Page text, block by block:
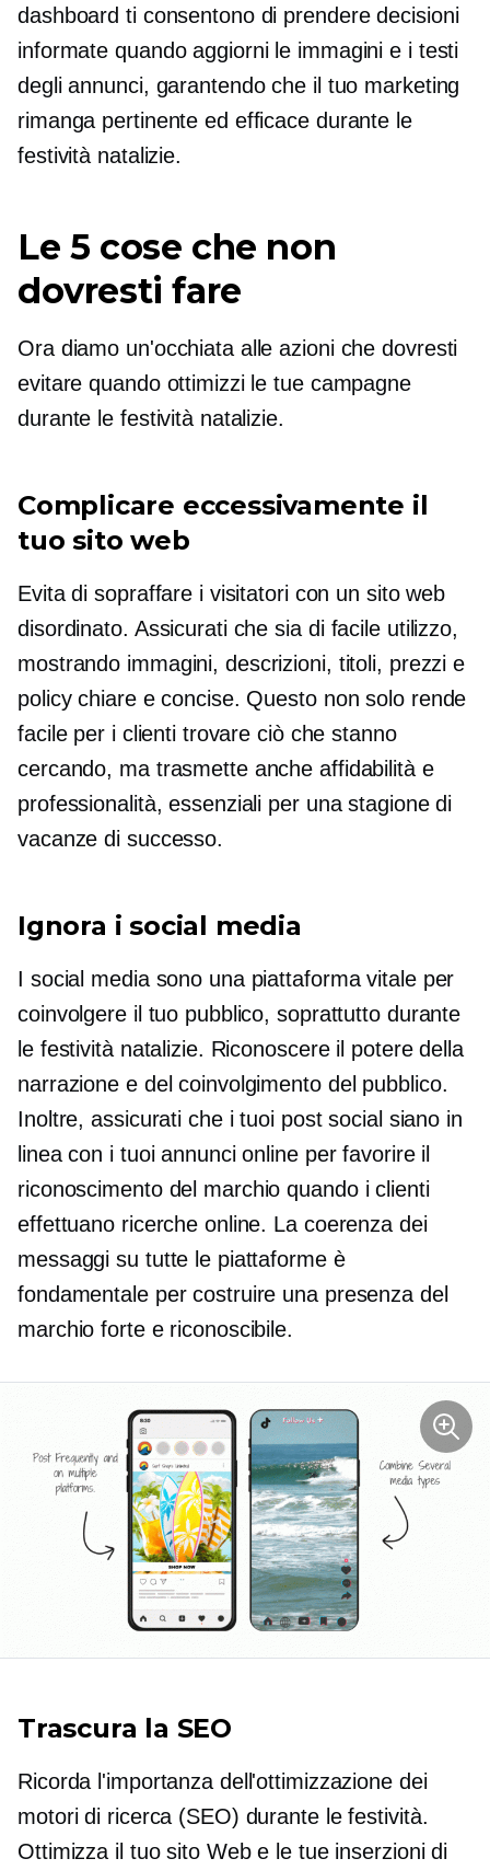
dashboard ti consentono di prendere decisioni
informate quando aggiorni le immagini e i testi
degli annunci, garantendo che il tuo marketing
rimanga pertinente ed efficace durante le
festività natalizie.
Le 5 cose che non
dovresti fare
Ora diamo un'occhiata alle azioni che dovresti
evitare quando ottimizzi le tue campagne
durante le festività natalizie.
Complicare eccessivamente il
tuo sito web
Evita di sopraffare i visitatori con un sito web
disordinato. Assicurati che sia di facile utilizzo,
mostrando immagini, descrizioni, titoli, prezzi e
policy chiare e concise. Questo non solo rende
facile per i clienti trovare ciò che stanno
cercando, ma trasmette anche affidabilità e
professionalità, essenziali per una stagione di
vacanze di successo.
Ignora i social media
I social media sono una piattaforma vitale per
coinvolgere il tuo pubblico, soprattutto durante
le festività natalizie. Riconoscere il potere della
narrazione e del coinvolgimento del pubblico.
Inoltre, assicurati che i tuoi post social siano in
linea con i tuoi annunci online per favorire il
riconoscimento del marchio quando i clienti
effettuano ricerche online. La coerenza dei
messaggi su tutte le piattaforme è
fondamentale per costruire una presenza del
marchio forte e riconoscibile.
Trascura la SEO
Ricorda l'importanza dell'ottimizzazione dei
motori di ricerca (SEO) durante le festività.
Ottimizza il tuo sito Web e le tue inserzioni di